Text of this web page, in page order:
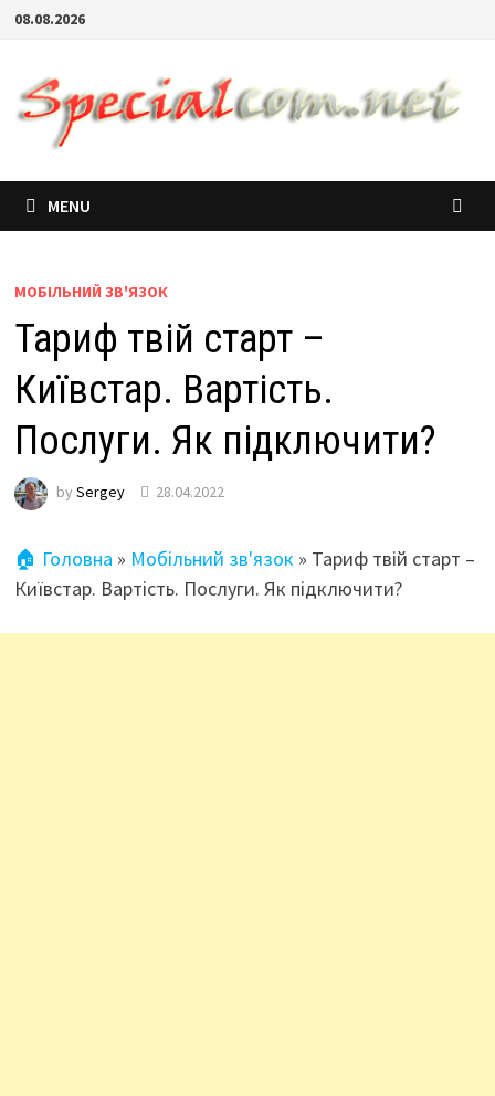
08.08.2026
MENU
МОБІЛЬНИЙ ЗВ'ЯЗОК
Тариф твій старт –
Київстар. Вартість.
Послуги. Як підключити?
by Sergey 28.04.2022
🏠 Головна » Мобільний зв'язок » Тариф твій старт –
Київстар. Вартість. Послуги. Як підключити?